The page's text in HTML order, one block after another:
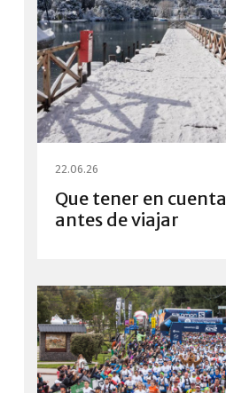
22.06.26
Que tener en cuenta
antes de viajar